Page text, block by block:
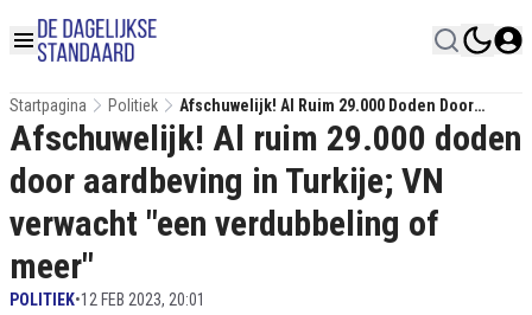
Startpagina Politiek
Afschuwelijk! Al Ruim 29.000 Doden Door
Aardbeving In Turkije; VN Verwacht "een
Verdubbeling Of Meer"
Afschuwelijk! Al ruim 29.000 doden
door aardbeving in Turkije; VN
verwacht "een verdubbeling of
meer"
POLITIEK•12 FEB 2023, 20:01